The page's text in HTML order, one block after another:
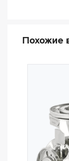
Похожие